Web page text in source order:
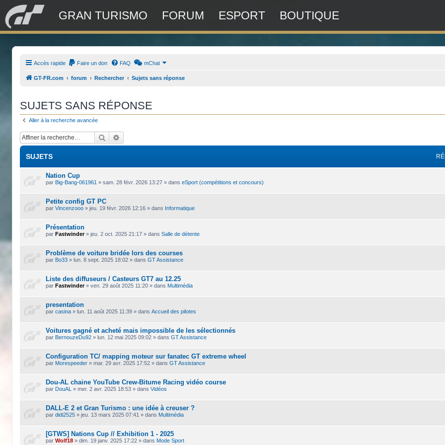
GRAN TURISMO FORUM ESPORT BOUTIQUE
Accès rapide Faire un don FAQ mChat
GT-FR.com forum Rechercher Sujets sans réponse
SUJETS SANS RÉPONSE
Aller à la recherche avancée
Rechercher
SUJETS
Nation Cup
par Big-Bang-061961 »sam. 28 févr. 2026 13:27 » danseSport (compétitions et concours)
Petite config GT PC
parVincenzooo »jeu. 19 févr. 2026 12:16 » dans Informatique
Présentation
par Fastwinder»jeu. 2 oct. 2025 21:17 » dansSalle de détente
Problème de voiture bridée lors des courses
par Bo33 » lun. 8 sept. 2025 18:02 » dansGT Assistance
Liste des diffuseurs / Casteurs GT7 au 12.25
par Fastwinder»ven. 29 août 2025 11:20 » dans Multimédia
presentation
parcasina » lun. 11 août 2025 11:39 » dansAccueil des pilotes
Voitures gagné et acheté mais impossible de les sélectionnés
par BernouzeDu92 » lun. 12 mai 2025 09:02 » dansGT Assistance
Configuration TC/ mapping moteur sur fanatec GT extreme wheel
par Morespeeder »mar. 29 avr. 2025 17:52 » dansGT Assistance
Dou-AL chaine YouTube Crew-Bitume Racing vidéo course
par DouAL »mer. 2 avr. 2025 18:53 » dansVidéos
DALL-E 2 et Gran Turismo : une idée à creuser ?
pardidi2525 »jeu. 13 mars 2025 07:41 » dans Multimédia
[GTWS] Nations Cup // Exhibition 1 - 2025
parWolf18 »dim. 19 janv. 2025 17:22 » dans Mode Sport